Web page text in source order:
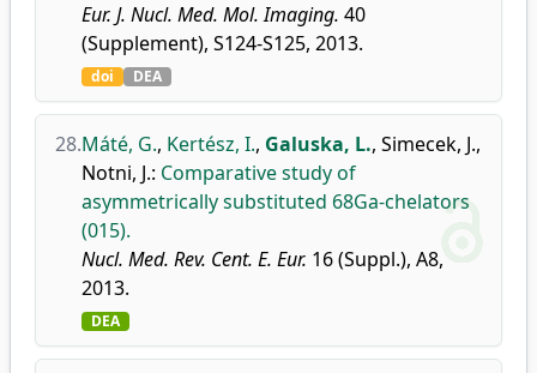
Eur. J. Nucl. Med. Mol. Imaging. 40
(Supplement), S124-S125, 2013.
doi DEA
28.Máté, G., Kertész, I., Galuska, L., Simecek, J.,
Notni, J.: Comparative study of
asymmetrically substituted 68Ga-chelators
(015).
Nucl. Med. Rev. Cent. E. Eur. 16 (Suppl.), A8,
2013.
DEA